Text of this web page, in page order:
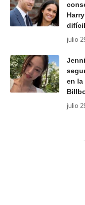
julio
en la
julio